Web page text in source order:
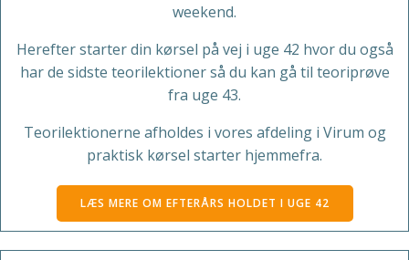
weekend.
Herefter starter din kørsel på vej i uge 42 hvor du også
har de sidste teorilektioner så du kan gå til teoriprøve
fra uge 43.
Teorilektionerne afholdes i vores afdeling i Virum og
praktisk kørsel starter hjemmefra.
LÆS MERE OM EFTERÅRS HOLDET I UGE 42